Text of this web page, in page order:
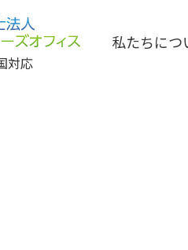
対応
私たちにつ